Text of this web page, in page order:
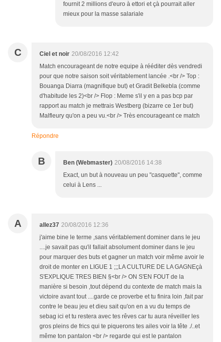
fournit 2 millions d'euro à ettori et çà pourrait aller
mieux pour la masse salariale
C Ciel et noir 20/08/2016 12:42
Match encourageant de notre equipe à rééditer dès vendredi
pour que notre saison soit véritablement lancée .<br /> Top :
Bouanga Diarra (magnifique but) et Gradit Belkebla (comme
d'habitude les 2)<br /> Flop : Meme s'il y en a pas bcp par
rapport au match je mettrais Westberg (bizarre ce 1er but)
Malfleury qu'on a peu vu.<br /> Très encourageant ce match
Répondre
B Ben (Webmaster) 20/08/2016 14:38
Exact, un but à nouveau un peu "casquette", comme
celui à Lens ...
A allez37 20/08/2016 12:36
j'aime bine le terme ,sans véritablement dominer dans le jeu
....je savait pas qu'il fallait absolument dominer dans le jeu
pour marquer des buts et gagner un match voir même avoir le
droit de monter en LIGUE 1 ;;;LA CULTURE DE LA GAGNEçà
S'EXPLIQUE TRES BIEN §<br /> ON S'EN FOUT de la
manière si besoin ,tout dépend du contexte de match mais la
victoire avant tout ....garde ce proverbe et tu finira loin ,fait par
contre le beau jeu et dieu sait qu'on en a vu du temps de
sebag ici et tu restera avec tes rêves car tu aura réveiller les
gros pleins de frics qui te piquerons tes ailes voir la tête ./..et
même ton pantalon <br /> regarde qui est le pantalon